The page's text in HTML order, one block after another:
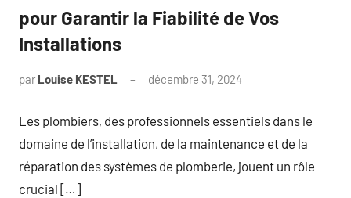
pour Garantir la Fiabilité de Vos
Installations
par Louise KESTEL décembre 31, 2024
Les plombiers, des professionnels essentiels dans le
domaine de l’installation, de la maintenance et de la
réparation des systèmes de plomberie, jouent un rôle
crucial […]